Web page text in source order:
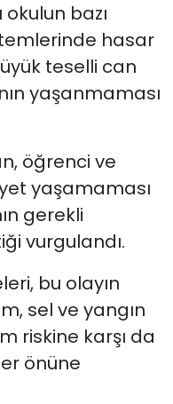
okulun bazı
hasar
teselli can
yaşanmaması
öğrenci ve
yaşamaması
gerekli
vurgulandı.
bu olayın
sel ve yangın
riskine karşı da
önüne